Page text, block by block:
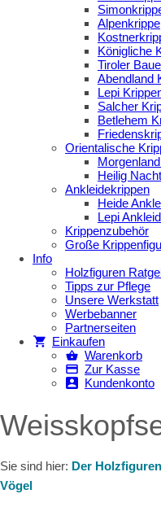
Alpenkrippe
Königliche
Tiroler
Abendland
Lepi
Salcher
Betlehem
Orientalische
Heilig
Ankleidekrippen
Heide
Lepi
Krippenzubehör
Große
Info
Holzfiguren
Tipps zur Pflege
Unsere Werkstatt
Werbebanner
Partnerseiten
Einkaufen
Warenkorb
Zur Kasse
Kundenkonto
Sie sind hier: Der
Vögel